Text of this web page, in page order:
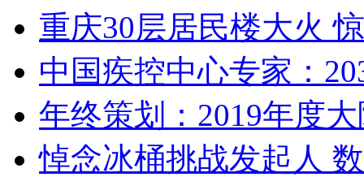
重庆30层居民楼大火
中国疾控中心专家：
年终策划：2019年度
悼念冰桶挑战发起人